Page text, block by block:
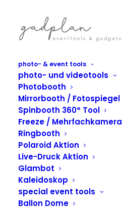
photo- & event tools
photo- und videotools
Photobooth
Mirrorbooth / Fotospiegel
Spinbooth 360° Tool
Freeze / Mehrfachkamera
Ringbooth
Polaroid Aktion
Live-Druck Aktion
Glambot
Kaleidoskop
special event tools
Ballon Dome